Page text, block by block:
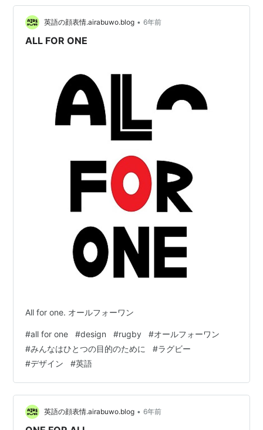
ラグビー選手はトンプソンルーク選手、ラピースラプス
カフニ選手、立川理道選手です。 中学まで野球をしてい
ましたが、高校入学後、1年生の教室にやってきたガタイ
英語の顔表情.airabuwo.blog • 6年前
ALL FOR ONE
All for one. オールフォーワン
#all for one #design #rugby #オールフォーワン
#みんなはひとつの目的のために #ラグビー
#デザイン #英語
英語の顔表情.airabuwo.blog • 6年前